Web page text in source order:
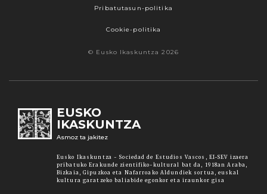
Pribatutasun-politika
Cookie-politika
© Eusko Ikaskuntza 2026
EUSKO
IKASKUNTZA
Asmoz ta jakitez
Eusko Ikaskuntza - Sociedad de Estudios Vascos, EI-SEV izaera
pribatuko Erakunde zientifiko-kultural bat da, 1918an Araba,
Bizkaia, Gipuzkoa eta Nafarroako Aldundiek sortua, euskal
kultura garatzeko baliabide egonkor eta iraunkor gisa
nabigatzeko nahiago duzun cookie aukera.
Guztiz desaktibatzea ere hauta dezakezu.
"konfigurazioa" aukeran. "Onartzen dut" botoia
cookie politika onartzen duzula adierazten ari
gehiago lortzeko.
Onartu